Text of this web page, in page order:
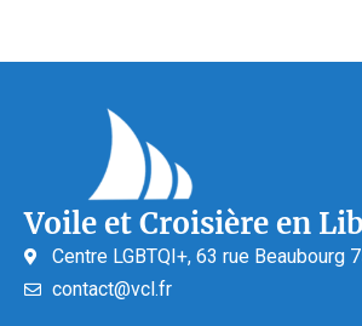
Voile et Croisière en
Centre LGBTQI+, 63 rue Beaubourg
contact@vcl.fr